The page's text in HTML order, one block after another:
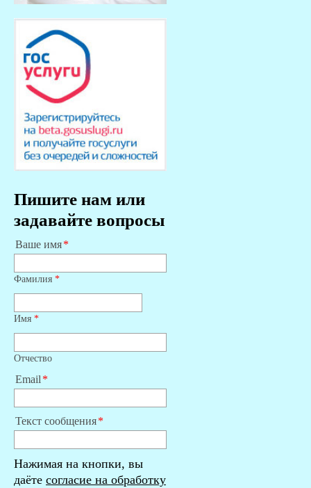
Пишите нам или
задавайте вопросы
Ваше имя
Фамилия *
Имя *
Отчество
Email
Текст сообщения
Нажимая на кнопки, вы
даёте согласие на обработку